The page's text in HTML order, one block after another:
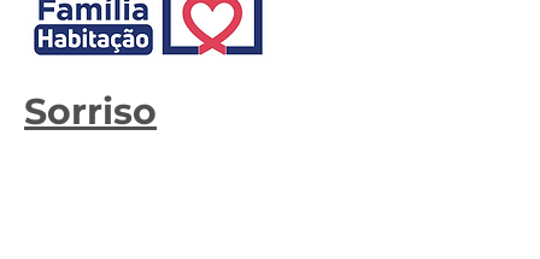
Sorriso